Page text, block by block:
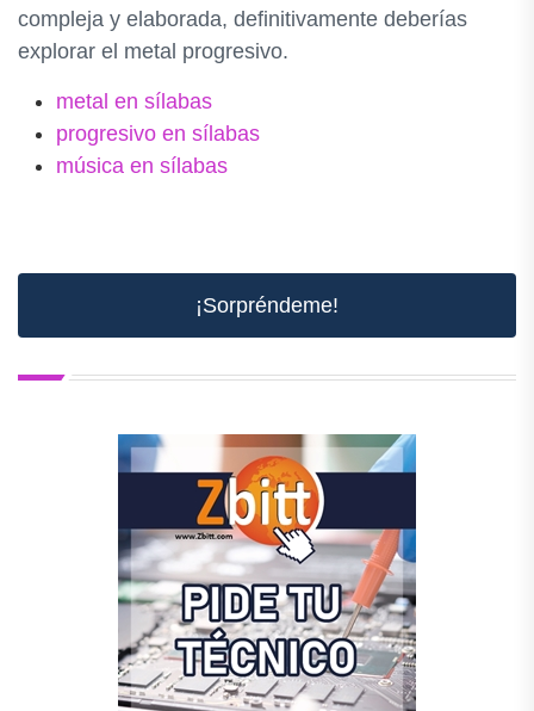
compleja y elaborada, definitivamente deberías
explorar el metal progresivo.
metal en sílabas
progresivo en sílabas
música en sílabas
¡Sorpréndeme!